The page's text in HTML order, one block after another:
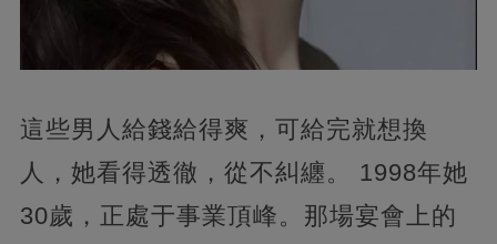
這些男人給錢給得爽，可給完就想換
人，她看得透徹，從不糾纏。 1998年她
30歲，正處于事業頂峰。那場宴會上的